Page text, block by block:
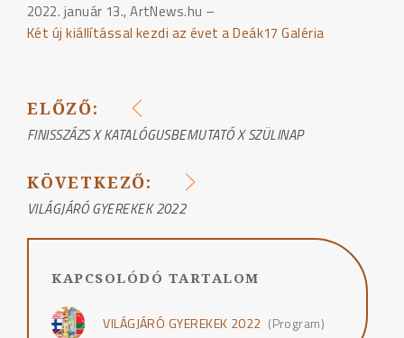
2022. január 13., ArtNews.hu –
Két új kiállítással kezdi az évet a Deák17 Galéria
BEJEGYZÉS
NAVIGÁCIÓ
ELŐZŐ:
FINISSZÁZS X KATALÓGUSBEMUTATÓ X SZÜLINAP
KÖVETKEZŐ:
VILÁGJÁRÓ GYEREKEK 2022
KAPCSOLÓDÓ TARTALOM
VILÁGJÁRÓ GYEREKEK 2022 (Program)